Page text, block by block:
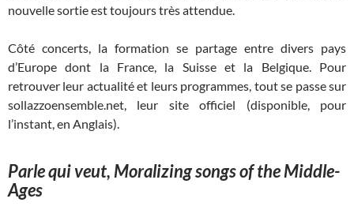
nouvelle sortie est toujours très attendue.
Côté concerts, la formation se partage entre divers pays
d’Europe dont la France, la Suisse et la Belgique. Pour
retrouver leur actualité et leurs programmes, tout se passe sur
sollazzoensemble.net, leur site officiel (disponible, pour
l’instant, en Anglais).
Parle qui veut, Moralizing songs of the Middle-
Ages